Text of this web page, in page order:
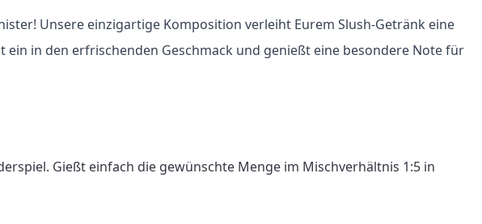
Unsere einzigartige Komposition verleiht Eurem Slush-Getränk eine
in den erfrischenden Geschmack und genießt eine besondere Note für
Gießt einfach die gewünschte Menge im Mischverhältnis 1:5 in